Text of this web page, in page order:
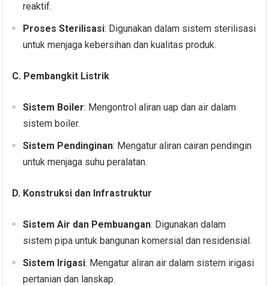
reaktif.
Proses Sterilisasi: Digunakan dalam sistem sterilisasi
untuk menjaga kebersihan dan kualitas produk.
C. Pembangkit Listrik
Sistem Boiler: Mengontrol aliran uap dan air dalam
sistem boiler.
Sistem Pendinginan: Mengatur aliran cairan pendingin
untuk menjaga suhu peralatan.
D. Konstruksi dan Infrastruktur
Sistem Air dan Pembuangan: Digunakan dalam
sistem pipa untuk bangunan komersial dan residensial.
Sistem Irigasi: Mengatur aliran air dalam sistem irigasi
pertanian dan lanskap.